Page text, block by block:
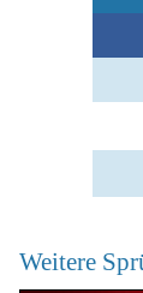
Weitere